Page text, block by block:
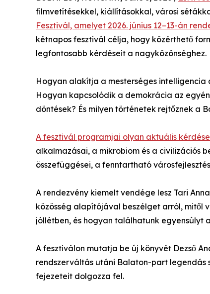
filmvetítésekkel, kiállításokkal, városi
Fesztivál, amelyet 2026. június 12–13-án
kétnapos fesztivál célja, hogy közérthető
legfontosabb kérdéseit a nagyközönséghez.
Hogyan alakítja a mesterséges intelligencia
Hogyan kapcsolódik a demokrácia az
döntések? És milyen történetek rejtőznek a
A fesztivál programjai olyan aktuális
alkalmazásai, a mikrobiom és a civilizációs
összefüggései, a fenntartható
A rendezvény kiemelt vendége lesz Tari
közösség alapítójával beszélget arról, mitől
jóllétben, és hogyan találhatunk egyensúlyt
A fesztiválon mutatja be új könyvét Dezső
rendszerváltás utáni Balaton-part legendás
fejezeteit dolgozza fel.